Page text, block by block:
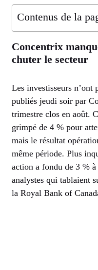
Contenus de la
Concentrix
chuter le secteur
Les investisseurs n’ont
publiés jeudi soir par
trimestre clos en août.
grimpé de 4 % pour
mais le résultat
même période. Plus
action a fondu de 3 %
analystes qui tablaient
la Royal Bank of